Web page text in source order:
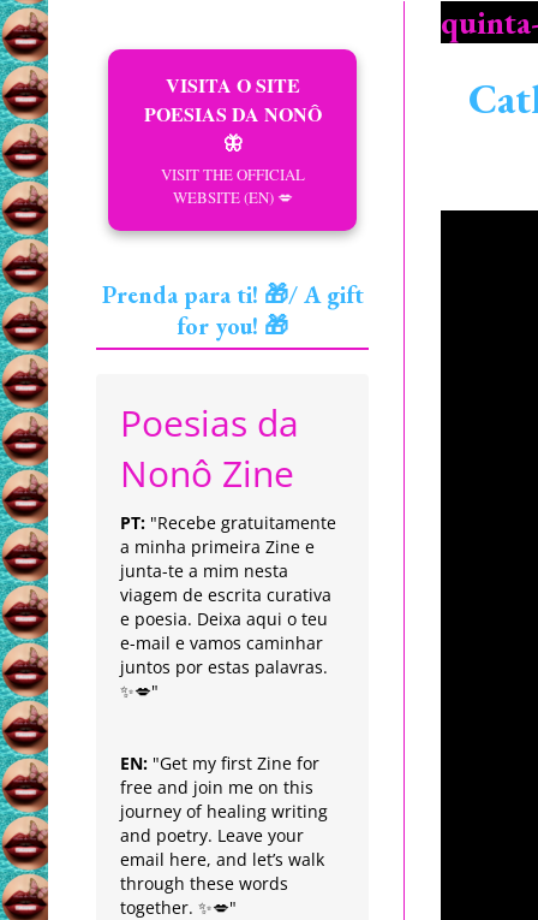
VISITA O SITE
POESIAS DA NONÔ
🦋
VISIT THE OFFICIAL
WEBSITE (EN) 💋
Prenda para ti! 🎁/ A gift
for you! 🎁
Poesias da
Nonô Zine
PT: "Recebe gratuitamente
a minha primeira Zine e
junta-te a mim nesta
viagem de escrita curativa
e poesia. Deixa aqui o teu
e-mail e vamos caminhar
juntos por estas palavras.
✨💋"
EN: "Get my first Zine for
free and join me on this
journey of healing writing
and poetry. Leave your
email here, and let’s walk
through these words
together. ✨💋"